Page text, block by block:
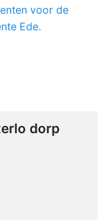
voor de
Ede.
dorp